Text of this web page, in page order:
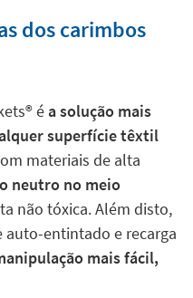
materiais de alta
entintado e recarga
mais fácil,
neutro no meio